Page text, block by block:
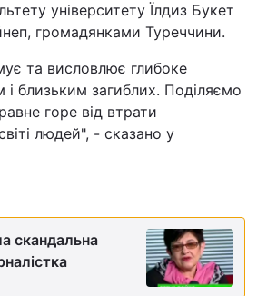
університету Їлдиз Букет
громадянками Туреччини.
та висловлює глибоке
і близьким загиблих. Поділяємо
горе від втрати
людей", - сказано у
скандальна